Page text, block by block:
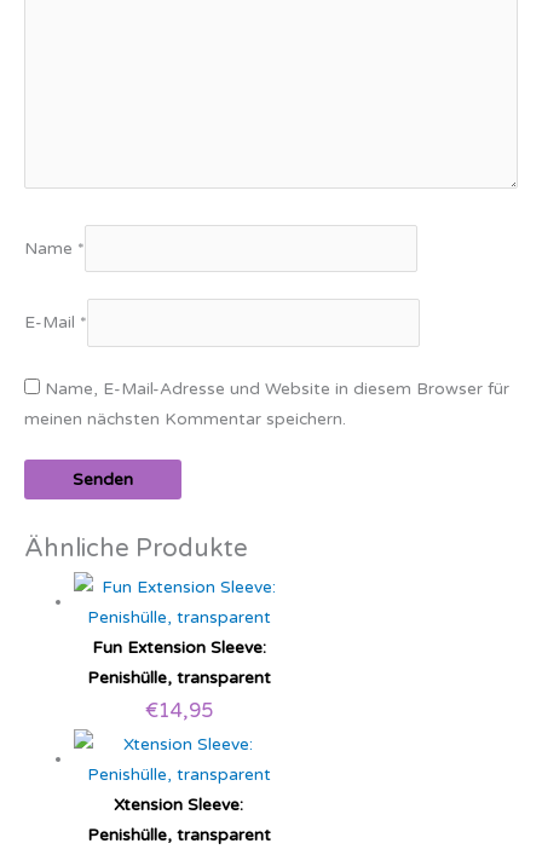
Name *
E-Mail *
Name, E-Mail-Adresse und Website in diesem Browser für
meinen nächsten Kommentar speichern.
Ähnliche Produkte
Fun Extension Sleeve:
Penishülle, transparent
€14,95
Xtension Sleeve:
Penishülle, transparent